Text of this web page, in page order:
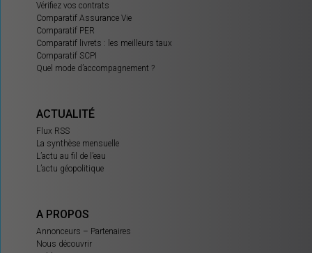
Vérifiez vos contrats
Comparatif Assurance Vie
Comparatif PER
Comparatif livrets : les meilleurs taux
Comparatif SCPI
Quel mode d’accompagnement ?
ACTUALITÉ
Flux RSS
La synthèse mensuelle
L’actu au fil de l’eau
L’actu géopolitique
A PROPOS
Annonceurs – Partenaires
Nous découvrir